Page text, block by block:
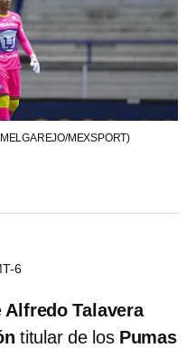
MEXSPORT)
6
Alfredo Talavera
titular de los Pumas